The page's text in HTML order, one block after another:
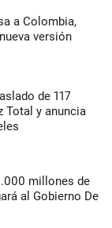
a Colombia,
versión
de 117
Total y anuncia
millones de
al Gobierno De